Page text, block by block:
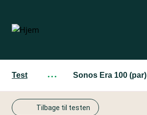
hovedindhold
Test ··· Sonos Era 100 (par)
Tilbage til testen